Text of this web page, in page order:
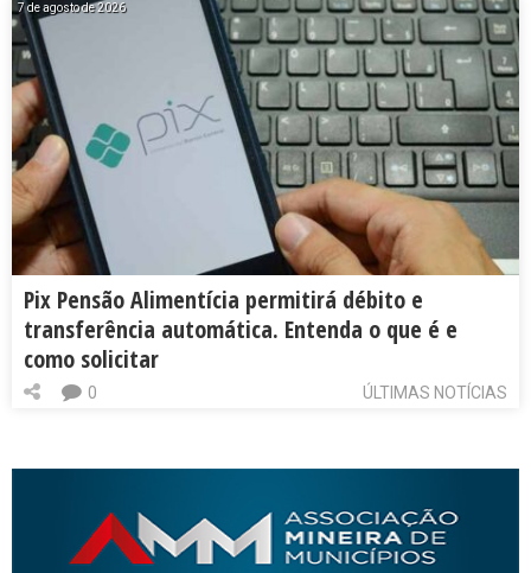
7 de agosto de 2026
Pix Pensão Alimentícia permitirá débito e
transferência automática. Entenda o que é e
como solicitar
ÚLTIMAS NOTÍCIAS
0